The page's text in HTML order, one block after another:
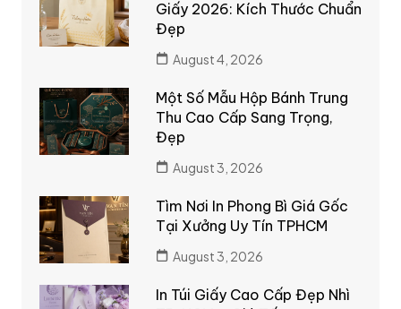
Giấy 2026: Kích Thước Chuẩn
Đẹp
August 4, 2026
Một Số Mẫu Hộp Bánh Trung
Thu Cao Cấp Sang Trọng,
Đẹp
August 3, 2026
Tìm Nơi In Phong Bì Giá Gốc
Tại Xưởng Uy Tín TPHCM
August 3, 2026
In Túi Giấy Cao Cấp Đẹp Nhì